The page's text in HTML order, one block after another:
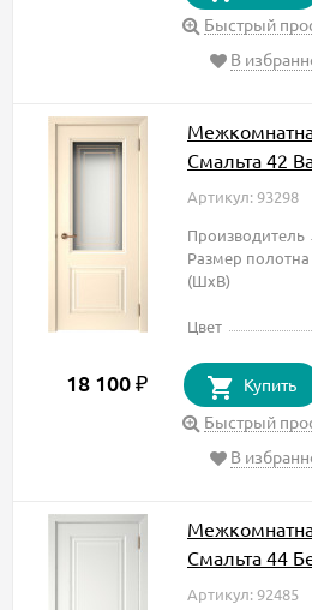
Быстрый
В
Смальта 42
Артикул: 93298
Производитель
Размер полотна
(ШxВ)
Цвет
18 100 ₽ Купить
Быстрый
В
Смальта 44
Артикул: 92485